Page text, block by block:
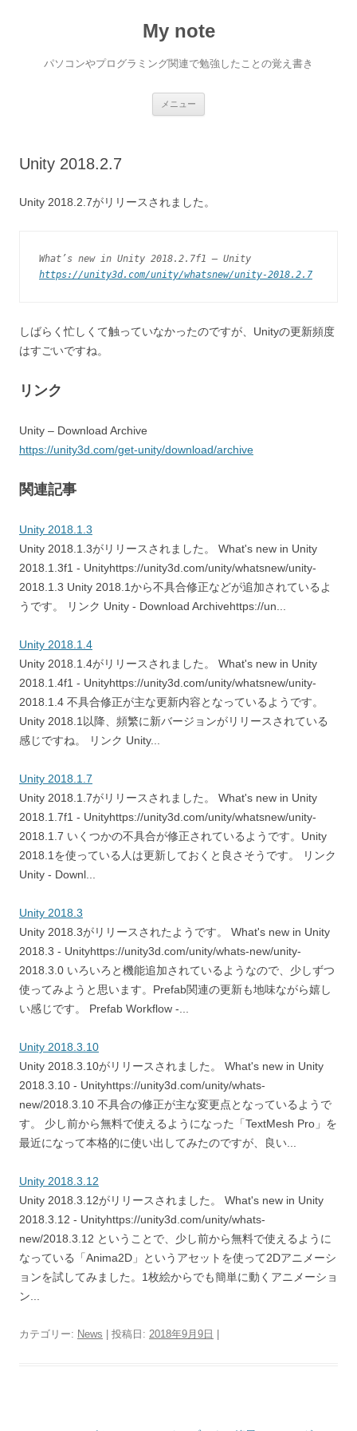
My note
パソコンやプログラミング関連で勉強したことの覚え書き
メニュー
Unity 2018.2.7
Unity 2018.2.7がリリースされました。
What’s new in Unity 2018.2.7f1 – Unity
https://unity3d.com/unity/whatsnew/unity-2018.2.7
しばらく忙しくて触っていなかったのですが、Unityの更新頻度
はすごいですね。
リンク
Unity – Download Archive
https://unity3d.com/get-unity/download/archive
関連記事
Unity 2018.1.3
Unity 2018.1.3がリリースされました。 What's new in Unity
2018.1.3f1 - Unityhttps://unity3d.com/unity/whatsnew/unity-
2018.1.3 Unity 2018.1から不具合修正などが追加されているよ
うです。 リンク Unity - Download Archivehttps://un...
Unity 2018.1.4
Unity 2018.1.4がリリースされました。 What's new in Unity
2018.1.4f1 - Unityhttps://unity3d.com/unity/whatsnew/unity-
2018.1.4 不具合修正が主な更新内容となっているようです。
Unity 2018.1以降、頻繁に新バージョンがリリースされている
感じですね。 リンク Unity...
Unity 2018.1.7
Unity 2018.1.7がリリースされました。 What's new in Unity
2018.1.7f1 - Unityhttps://unity3d.com/unity/whatsnew/unity-
2018.1.7 いくつかの不具合が修正されているようです。Unity
2018.1を使っている人は更新しておくと良さそうです。 リンク
Unity - Downl...
Unity 2018.3
Unity 2018.3がリリースされたようです。 What's new in Unity
2018.3 - Unityhttps://unity3d.com/unity/whats-new/unity-
2018.3.0 いろいろと機能追加されているようなので、少しずつ
使ってみようと思います。Prefab関連の更新も地味ながら嬉し
い感じです。 Prefab Workflow -...
Unity 2018.3.10
Unity 2018.3.10がリリースされました。 What's new in Unity
2018.3.10 - Unityhttps://unity3d.com/unity/whats-
new/2018.3.10 不具合の修正が主な変更点となっているようで
す。 少し前から無料で使えるようになった「TextMesh Pro」を
最近になって本格的に使い出してみたのですが、良い...
Unity 2018.3.12
Unity 2018.3.12がリリースされました。 What's new in Unity
2018.3.12 - Unityhttps://unity3d.com/unity/whats-
new/2018.3.12 ということで、少し前から無料で使えるように
なっている「Anima2D」というアセットを使って2Dアニメーシ
ョンを試してみました。1枚絵からでも簡単に動くアニメーショ
ン...
カテゴリー: News | 投稿日: 2018年9月9日